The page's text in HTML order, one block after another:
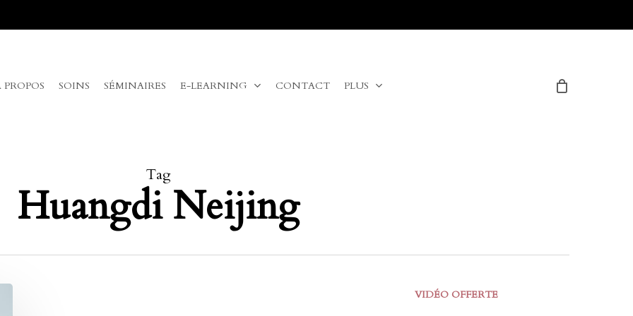
PROPOS SOINS SÉMINAIRES E-LEARNING CONTACT PLUS
Tag
Huangdi Neijing
VIDÉO OFFERTE